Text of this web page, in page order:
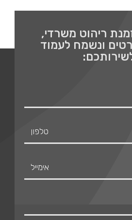
ריהוט משרדי,
ונשמח לעמוד